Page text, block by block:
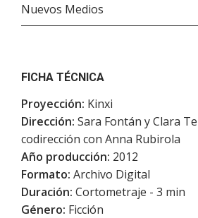
Nuevos Medios
FICHA TÉCNICA
Proyección: Kinxi
Dirección: Sara Fontán y Clara
codirección con Anna Rubirola
Año producción: 2012
Formato: Archivo Digital
Duración: Cortometraje - 3 min
Género: Ficción